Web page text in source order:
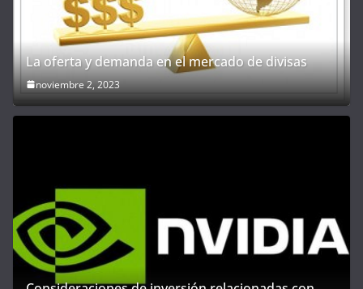
La oferta y demanda en el mercado de divisas
noviembre 2, 2023